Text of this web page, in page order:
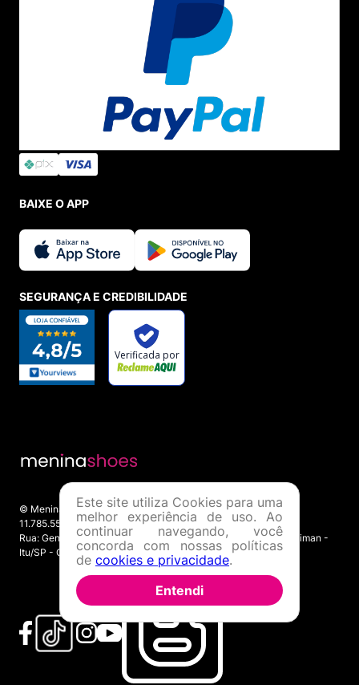
BAIXE O APP
SEGURANÇA E CREDIBILIDADE
© Menina Shoes Comércio de Modas Eireli - EPP CNPJ:
11.785.555/0001-02 | IE: 387.208.543.115
Rua: General Epaminondas Teixeira Guimarães, 193 - Vila Gardiman -
Itu/SP - CEP 13309-410
Este site utiliza Cookies para uma
melhor experiência de uso. Ao
continuar navegando, você
concorda com nossas políticas
de cookies e privacidade.
Entendi